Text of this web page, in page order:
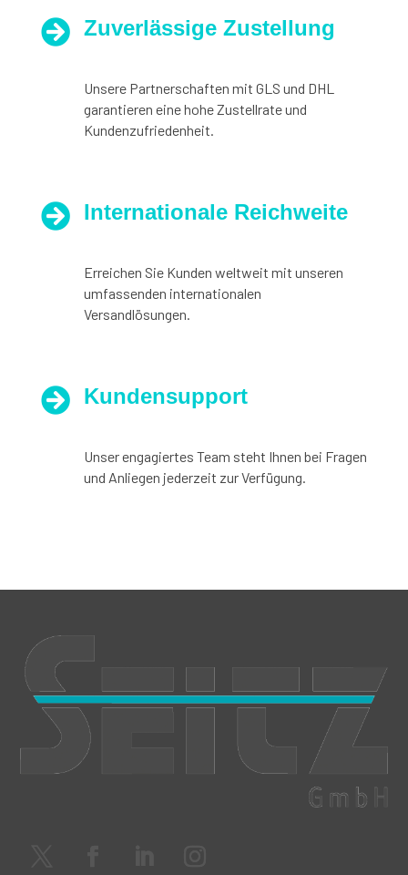
 Zuverlässige Zustellung
Unsere Partnerschaften mit GLS und DHL
garantieren eine hohe Zustellrate und
Kundenzufriedenheit.
 Internationale Reichweite
Erreichen Sie Kunden weltweit mit unseren
umfassenden internationalen
Versandlösungen.
 Kundensupport
Unser engagiertes Team steht Ihnen bei Fragen
und Anliegen jederzeit zur Verfügung.